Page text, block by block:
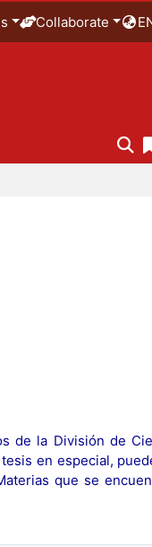
Collaborate
de la División de
en especial,
que se